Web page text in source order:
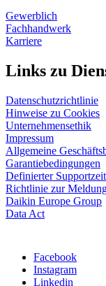
Gewerblich
Fachhandwerk
Karriere
Links zu
Datenschutzrichtlinie
Hinweise zu Cookies
Unternehmensethik
Impressum
Allgemeine
Garantiebedingungen
Definierter
Richtlinie zur
Daikin Europe Group
Data Act
Facebook
Instagram
Linkedin